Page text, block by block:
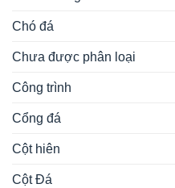
Chó đá
Chưa được phân loại
Công trình
Cổng đá
Cột hiên
Cột Đá